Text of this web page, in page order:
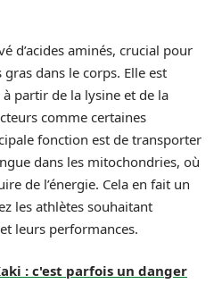
d’acides aminés, crucial pour
dans le corps. Elle est
partir de la lysine et de la
comme certaines
fonction est de transporter
dans les mitochondries, où
de l’énergie. Cela en fait un
les athlètes souhaitant
leurs performances.
: c'est parfois un danger